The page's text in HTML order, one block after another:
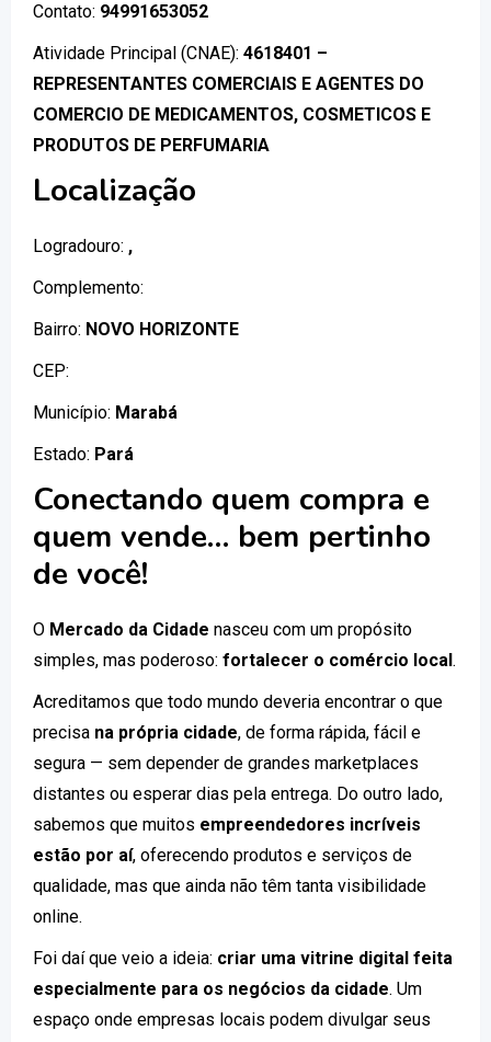
Contato: 94991653052
Atividade Principal (CNAE): 4618401 –
REPRESENTANTES COMERCIAIS E AGENTES DO
COMERCIO DE MEDICAMENTOS, COSMETICOS E
PRODUTOS DE PERFUMARIA
Localização
Logradouro: ,
Complemento:
Bairro: NOVO HORIZONTE
CEP:
Município: Marabá
Estado: Pará
Conectando quem compra e
quem vende… bem pertinho
de você!
O Mercado da Cidade nasceu com um propósito
simples, mas poderoso: fortalecer o comércio local.
Acreditamos que todo mundo deveria encontrar o que
precisa na própria cidade, de forma rápida, fácil e
segura — sem depender de grandes marketplaces
distantes ou esperar dias pela entrega. Do outro lado,
sabemos que muitos empreendedores incríveis
estão por aí, oferecendo produtos e serviços de
qualidade, mas que ainda não têm tanta visibilidade
online.
Foi daí que veio a ideia: criar uma vitrine digital feita
especialmente para os negócios da cidade. Um
espaço onde empresas locais podem divulgar seus